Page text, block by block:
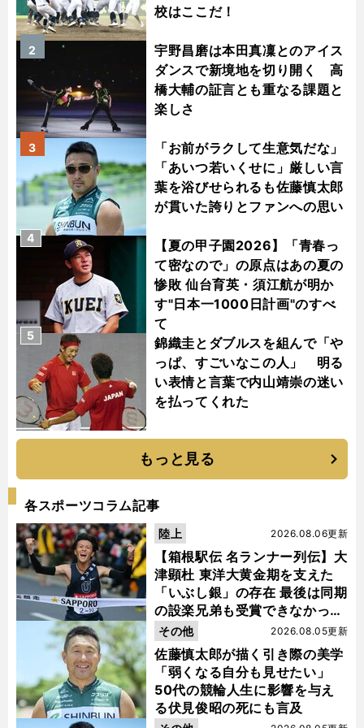
校はここだ！
宇野昌磨は本田真凜とのアイス
ダンスで新境地を切り開く 高
橋大輔の証言とも重なる課題と
楽しさ
2
「お前がラクして生意気だな」
「あいつ若いくせに」厳しい言
葉を浴びせられるも佐藤慎太郎
が貫いた誇りとファンへの思い
3
【夏の甲子園2026】「青春っ
て密なので」の原点はあの夏の
惨敗 仙台育英・須江航が明か
す"日本一1000日計画"のすべ
て
4
錦織圭とダブルスを組んで「や
っぱ、すごいなこの人」 明る
い表情と言葉で内山靖崇の迷い
を払ってくれた
5
もっと見る
各スポーツコラム記事
【箱根駅伝 名ランナー列伝】大
津顕杜 東洋大黄金期を支えた
「いぶし銀」の存在 最後は同期
の設楽兄弟も受賞できなかった
金栗杯に輝く
2026.08.06更新
陸上
佐藤慎太郎が描く引き際の美学
「弱くなる自分も見せたい」
50代の競輪人生に影響を与え
る伏見俊昭の死にも言及
2026.08.05更新
その他